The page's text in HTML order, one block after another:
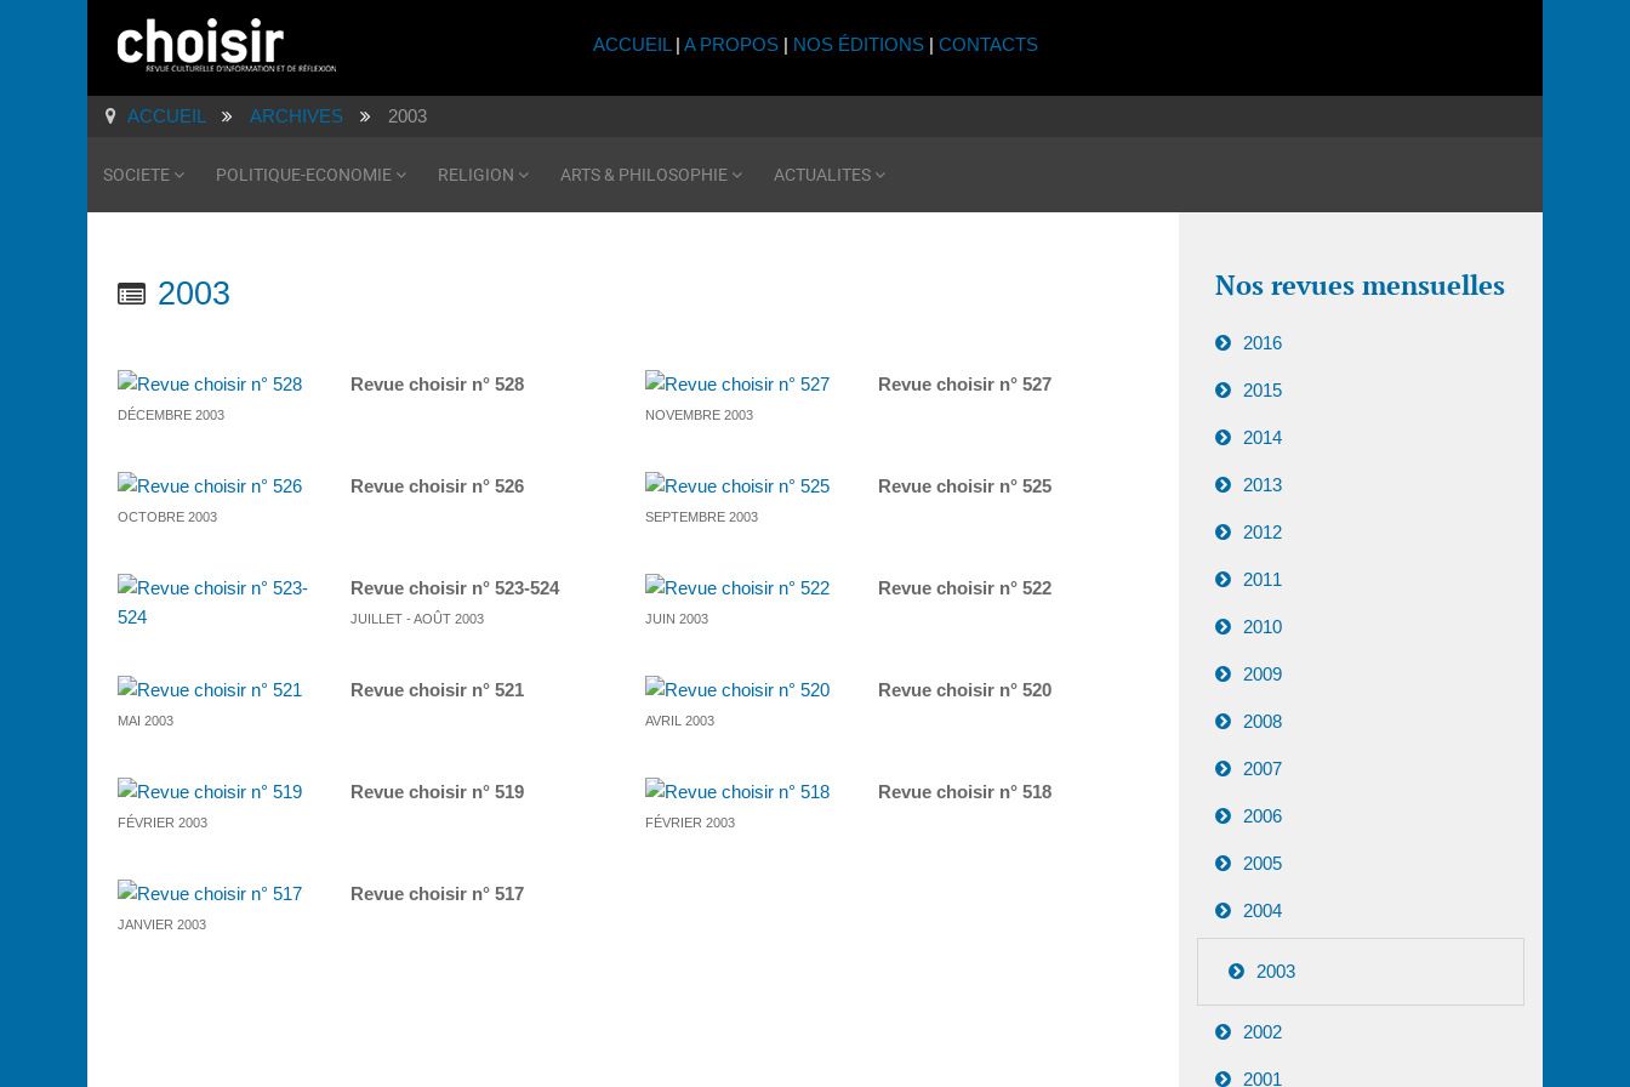
ACCUEIL | A PROPOS| NOS ÉDITIONS| CONTACTS
ACCUEIL ARCHIVES 2003
SOCIETE POLITIQUE-ECONOMIE RELIGION ARTS & PHILOSOPHIE ACTUALITES
2003
Revue choisir n° 528
DÉCEMBRE 2003
Revue choisir n° 527
NOVEMBRE 2003
Revue choisir n° 526
OCTOBRE 2003
Revue choisir n° 525
SEPTEMBRE 2003
Revue choisir n° 523-524
JUILLET - AOÛT 2003
Revue choisir n° 522
JUIN 2003
Revue choisir n° 521
MAI 2003
Revue choisir n° 520
AVRIL 2003
Revue choisir n° 519
FÉVRIER 2003
Revue choisir n° 518
FÉVRIER 2003
Revue choisir n° 517
JANVIER 2003
Nos revues mensuelles
2016
2015
2014
2013
2012
2011
2010
2009
2008
2007
2006
2005
2004
2003
2002
2001